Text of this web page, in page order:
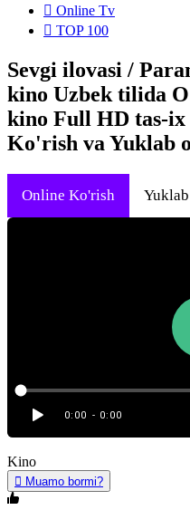
Online Tv
TOP 100
Sevgi ilovasi /
kino Uzbek tilida
kino Full HD tas-ix
Ko'rish va Yuklab
Online Ko'rish
0:00 - 0:00
Kino
Muamo bormi?